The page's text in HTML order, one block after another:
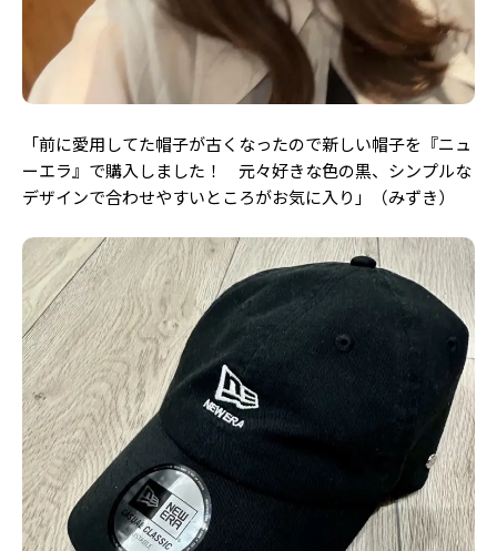
「前に愛用してた帽子が古くなったので新しい帽子を『ニュ
ーエラ』で購入しました！ 元々好きな色の黒、シンプルな
デザインで合わせやすいところがお気に入り」（みずき）